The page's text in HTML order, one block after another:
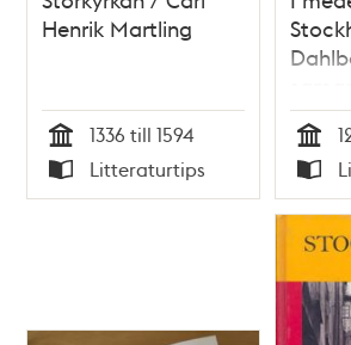
Henrik Martling
Tid
1336 till 1594
Typ
Litteraturtips Tid
Typ